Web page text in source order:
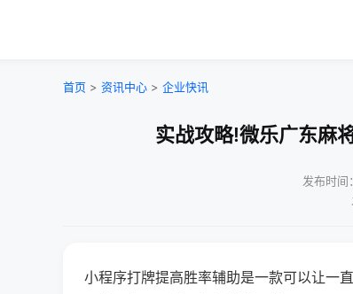
首页 > 资讯中心 > 企业快讯
实战攻略!微乐广东麻
发布时
小程序打牌提高胜率辅助是一款可以让一